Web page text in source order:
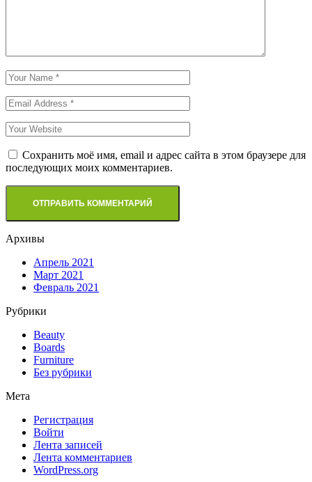
Сохранить моё имя, email и адрес сайта в этом браузере для
последующих моих комментариев.
Архивы
Апрель 2021
Март 2021
Февраль 2021
Рубрики
Beauty
Boards
Furniture
Без рубрики
Мета
Регистрация
Войти
Лента записей
Лента комментариев
WordPress.org